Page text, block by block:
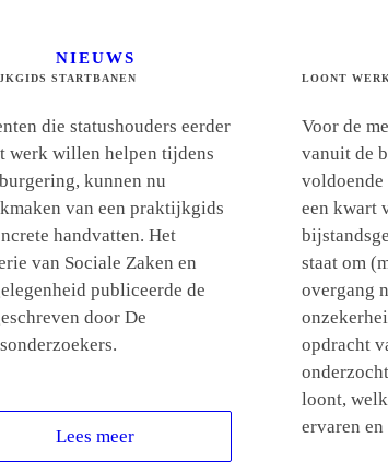
NIEUWS
STARTBANEN
die statushouders eerder
werk willen helpen tijdens
kunnen nu
van een praktijkgids
handvatten. Het
van Sociale Zaken en
publiceerde de
door De
Lees meer
LOONT
Voor de
vanuit de
voldoende
een kwart
staat om
overgang
opdracht
loont,
ervaren